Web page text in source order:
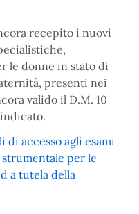
recepito i nuovi
le donne in stato di
presenti nei
valido il D.M. 10
di accesso agli esami
per le
a tutela della